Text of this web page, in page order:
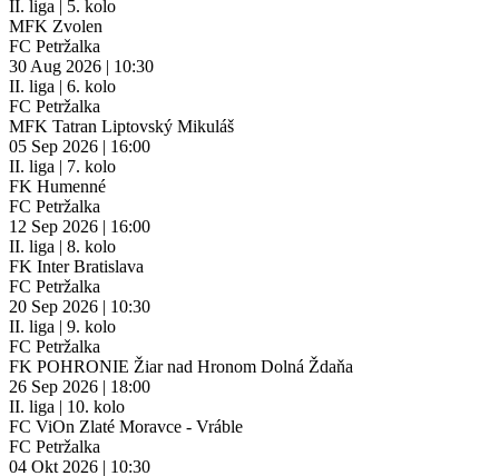
II. liga | 5. kolo
MFK Zvolen
FC Petržalka
30 Aug 2026 | 10:30
II. liga | 6. kolo
FC Petržalka
MFK Tatran Liptovský Mikuláš
05 Sep 2026 | 16:00
II. liga | 7. kolo
FK Humenné
FC Petržalka
12 Sep 2026 | 16:00
II. liga | 8. kolo
FK Inter Bratislava
FC Petržalka
20 Sep 2026 | 10:30
II. liga | 9. kolo
FC Petržalka
FK POHRONIE Žiar nad Hronom Dolná Ždaňa
26 Sep 2026 | 18:00
II. liga | 10. kolo
FC ViOn Zlaté Moravce - Vráble
FC Petržalka
04 Okt 2026 | 10:30